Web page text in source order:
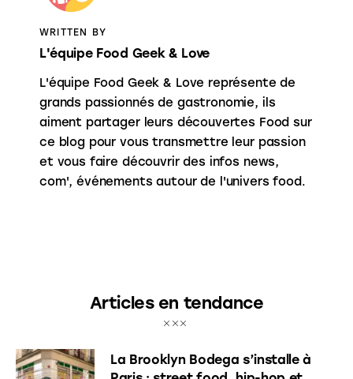
WRITTEN BY
L'équipe Food Geek & Love
L'équipe Food Geek & Love représente de
grands passionnés de gastronomie, ils
aiment partager leurs découvertes Food sur
ce blog pour vous transmettre leur passion
et vous faire découvrir des infos news,
com', événements autour de l'univers food.
Articles en tendance
La Brooklyn Bodega s’installe à